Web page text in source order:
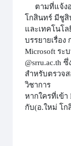
ตามที่แจ้งอ
โกสินทร์ มีชูสิ
และเทคโนโ
บรรยายเรื่อ
Microsoft ระ
@srru.ac.th
สำหรับตรวจ
วิชาการ
หากใครที่เข้า
กับ(อ.ใหม่ โก